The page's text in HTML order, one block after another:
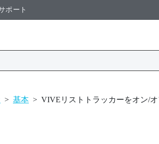
ポート
> 基本 > VIVEリストトラッカーをオン/オ